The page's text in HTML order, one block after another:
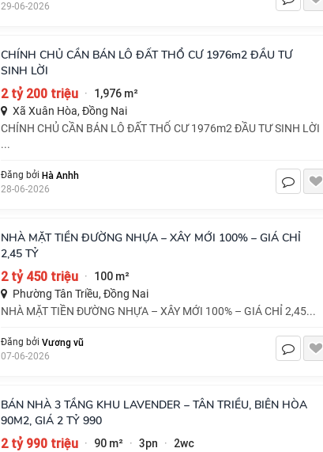
29-06-2026
CHÍNH CHỦ CẦN BÁN LÔ ĐẤT THỔ CƯ 1976m2 ĐẦU TƯ
SINH LỜI
2 tỷ 200 triệu · 1,976 m²
Xã Xuân Hòa, Đồng Nai
CHÍNH CHỦ CẦN BÁN LÔ ĐẤT THỔ CƯ 1976m2 ĐẦU TƯ SINH LỜI
...
Đăng bởi Hà Anhh
28-06-2026
NHÀ MẶT TIỀN ĐƯỜNG NHỰA – XÂY MỚI 100% – GIÁ CHỈ
2,45 TỶ
2 tỷ 450 triệu · 100 m²
Phường Tân Triều, Đồng Nai
NHÀ MẶT TIỀN ĐƯỜNG NHỰA – XÂY MỚI 100% – GIÁ CHỈ 2,45...
Đăng bởi Vương vũ
07-06-2026
BÁN NHÀ 3 TẦNG KHU LAVENDER – TÂN TRIỀU, BIÊN HÒA
90M2, GIÁ 2 TỶ 990
2 tỷ 990 triệu · 90 m² · 3pn · 2wc